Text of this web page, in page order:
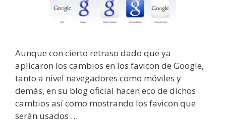
Aunque con cierto retraso dado que ya
aplicaron los cambios en los favicon de Google,
tanto a nivel navegadores como móviles y
demás, en su blog oficial hacen eco de dichos
cambios así como mostrando los favicon que
serán usados …